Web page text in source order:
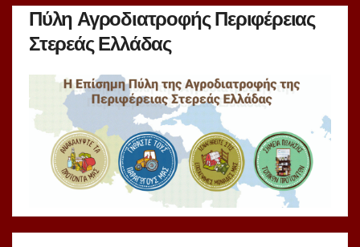
Πύλη Αγροδιατροφής Περιφέρειας
Στερεάς Ελλάδας